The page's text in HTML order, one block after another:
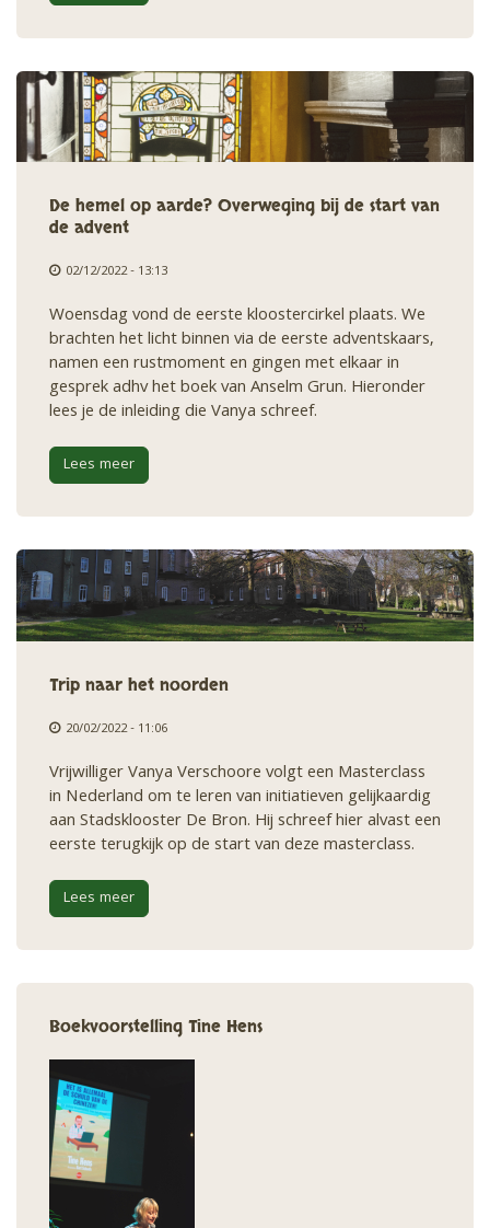
De hemel op aarde? Overweging bij de start van
de advent
02/12/2022 - 13:13
Woensdag vond de eerste kloostercirkel plaats. We
brachten het licht binnen via de eerste adventskaars,
namen een rustmoment en gingen met elkaar in
gesprek adhv het boek van Anselm Grun. Hieronder
lees je de inleiding die Vanya schreef.
Lees meer
Trip naar het noorden
20/02/2022 - 11:06
Vrijwilliger Vanya Verschoore volgt een Masterclass
in Nederland om te leren van initiatieven gelijkaardig
aan Stadsklooster De Bron. Hij schreef hier alvast een
eerste terugkijk op de start van deze masterclass.
Lees meer
Boekvoorstelling Tine Hens